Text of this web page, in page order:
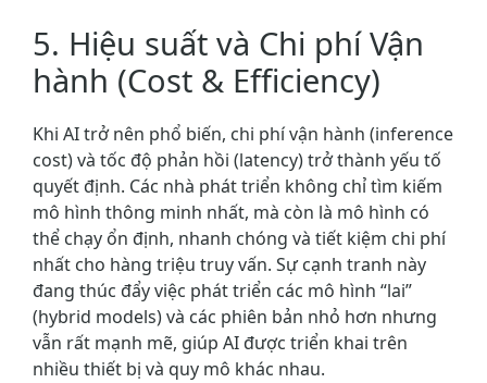
5. Hiệu suất và Chi phí Vận
hành (Cost & Efficiency)
Khi AI trở nên phổ biến, chi phí vận hành (inference
cost) và tốc độ phản hồi (latency) trở thành yếu tố
quyết định. Các nhà phát triển không chỉ tìm kiếm
mô hình thông minh nhất, mà còn là mô hình có
thể chạy ổn định, nhanh chóng và tiết kiệm chi phí
nhất cho hàng triệu truy vấn. Sự cạnh tranh này
đang thúc đẩy việc phát triển các mô hình “lai”
(hybrid models) và các phiên bản nhỏ hơn nhưng
vẫn rất mạnh mẽ, giúp AI được triển khai trên
nhiều thiết bị và quy mô khác nhau.